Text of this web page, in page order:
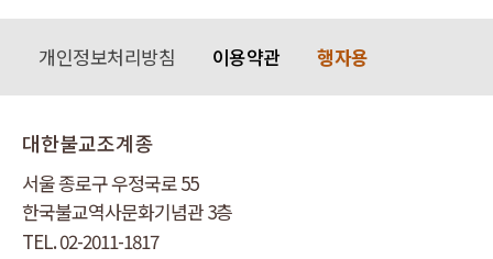
개인정보처리방침 이용약관 행자용
대한불교조계종
서울 종로구 우정국로 55
한국불교역사문화기념관 3층
TEL. 02-2011-1817